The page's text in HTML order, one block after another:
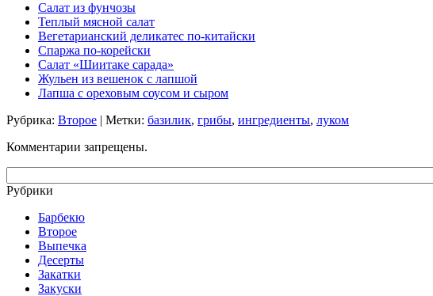
Салат из фунчозы
Теплый мясной салат
Вегетарианский деликатес по-китайски
Спаржа по-корейски
Салат «Шиитаке сарада»
Жульен из вешенок с лапшой
Лапша с ореховым соусом и сыром
Рубрика: Второе | Метки: базилик, грибы, ингредиенты, луком
Комментарии запрещены.
Рубрики
Барбекю
Второе
Выпечка
Десерты
Закатки
Закуски